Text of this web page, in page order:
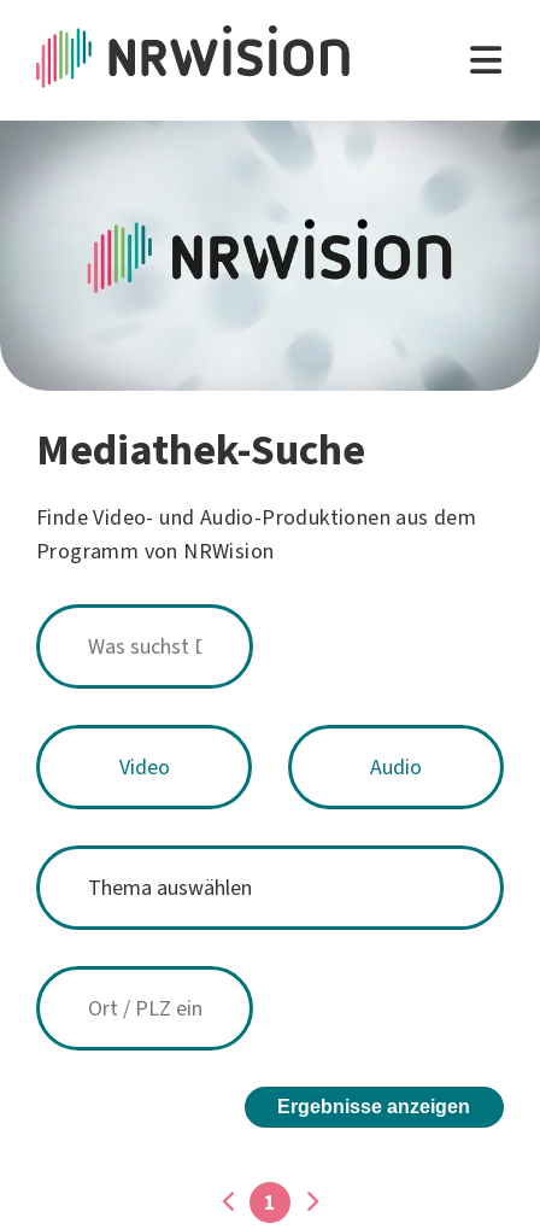
Mediathek-Suche
Finde Video- und Audio-Produktionen aus dem
Programm von NRWision
Video Audio
Ergebnisse anzeigen
1